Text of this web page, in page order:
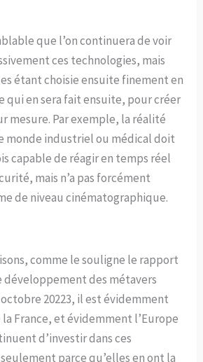
que l’on continuera de voir
ces technologies, mais
étant choisie ensuite finement en
qui en sera fait ensuite, pour créer
mesure. Par exemple, la réalité
monde industriel ou médical doit
capable de réagir en temps réel
mais n’a pas forcément
de niveau cinématographique.
comme le souligne le rapport
développement des métavers
20223, il est évidemment
France, et évidemment l’Europe
d’investir dans ces
parce qu’elles en ont la